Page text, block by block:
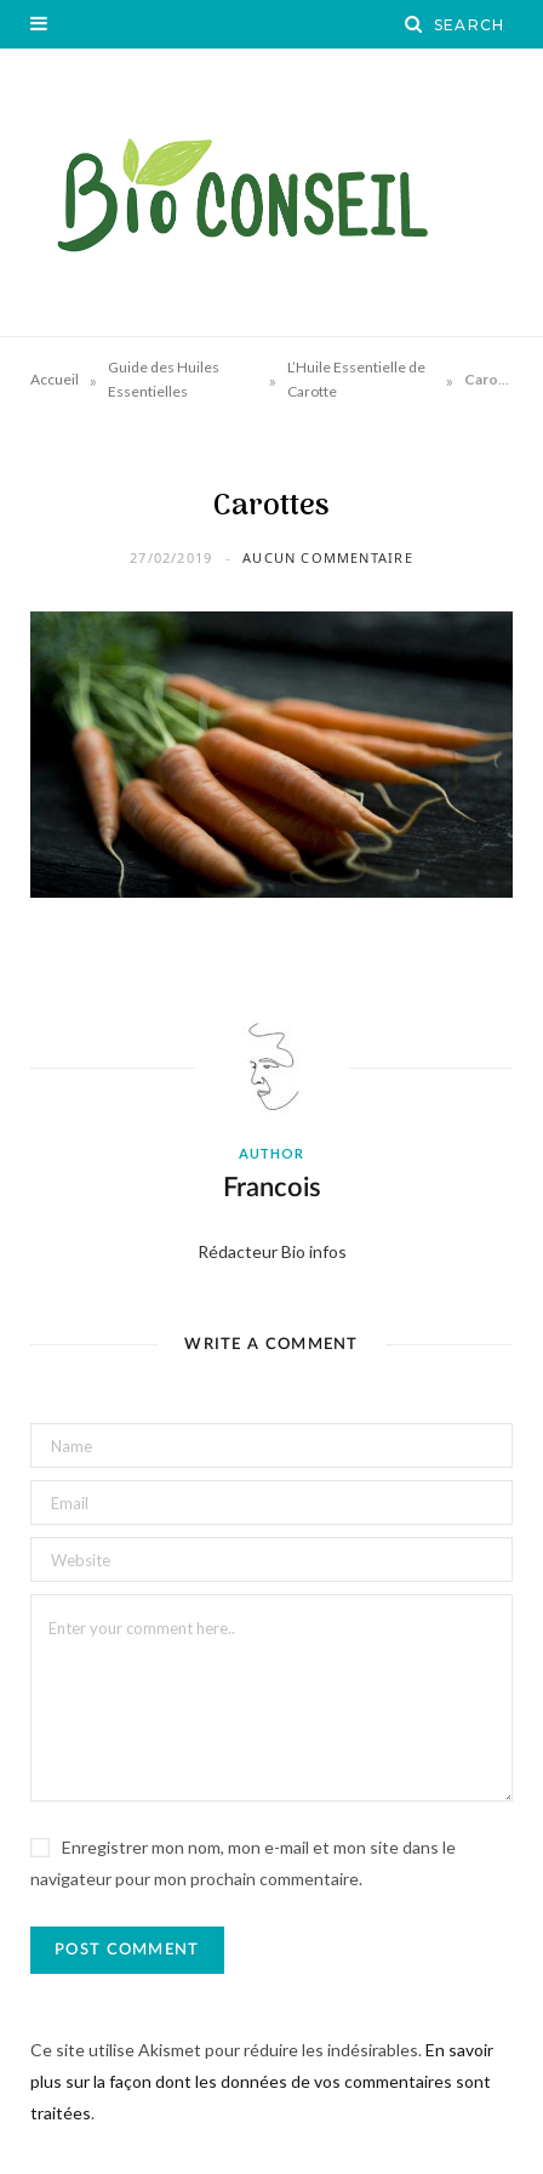
Accueil »
Guide des Huiles
Essentielles
»
L’Huile Essentielle de
Carotte
» Carottes
Carottes
27/02/2019 AUCUN COMMENTAIRE
AUTHOR
Francois
Rédacteur Bio infos
WRITE A COMMENT
Enregistrer mon nom, mon e-mail et mon site dans le
navigateur pour mon prochain commentaire.
Ce site utilise Akismet pour réduire les indésirables.En savoir
plus sur la façon dont les données de vos commentaires sont
traitées.